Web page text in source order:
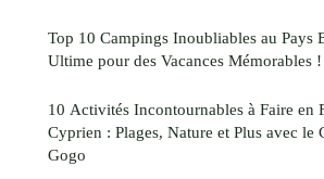
Top 10 Campings Inoubliables au Pays
Ultime pour des Vacances Mémorables !
10 Activités Incontournables à Faire en
Cyprien : Plages, Nature et Plus avec le
Gogo